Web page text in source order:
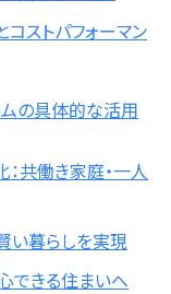
ストパフォーマン
の具体的な活用
共働き家庭・一人
い暮らしを実現
できる住まいへ